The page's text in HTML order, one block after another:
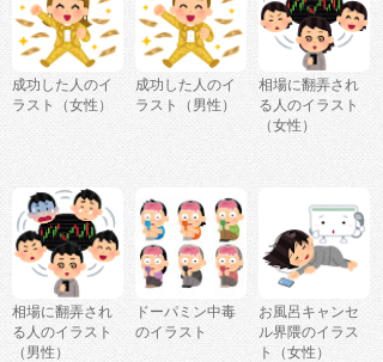
成功した人のイ
ラスト（女性）
成功した人のイ
ラスト（男性）
相場に翻弄され
る人のイラスト
（女性）
相場に翻弄され
る人のイラスト
（男性）
ドーパミン中毒
のイラスト
お風呂キャンセ
ル界隈のイラス
ト（女性）